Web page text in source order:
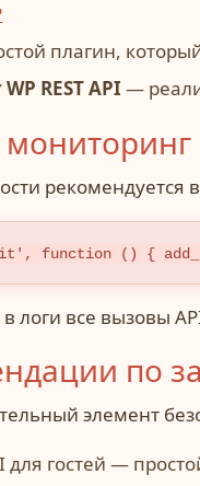
плагин,
REST API —
function () {
логи все вызовы
по
элемент
для гостей —